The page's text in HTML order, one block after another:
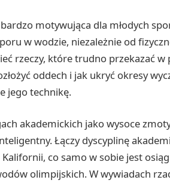
motywująca dla młodych
w wodzie, niezależnie od
rzeczy, które trudno przekazać
oddech i jak ukryć okresy
jego technikę.
akademickich jako wysoce
Łączy dyscyplinę
co samo w sobie jest
olimpijskich. W wywiadach